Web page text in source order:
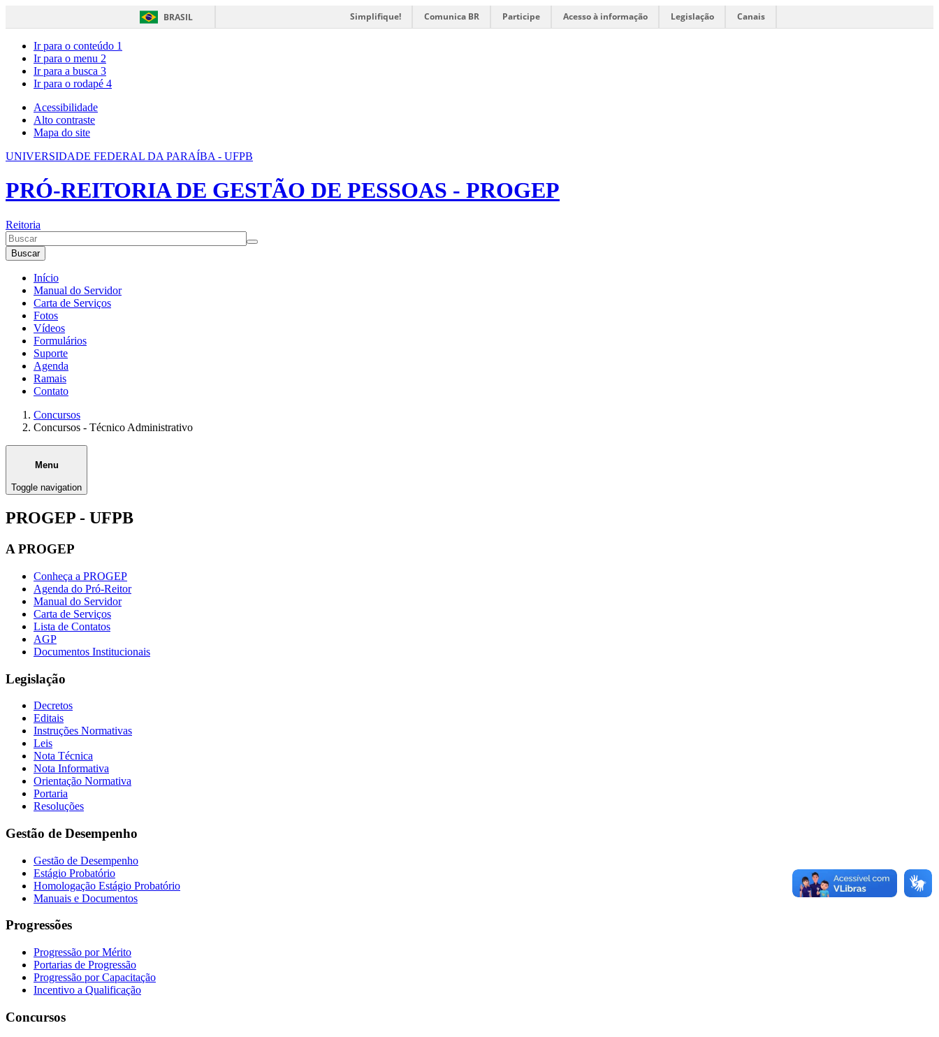
BRASIL Simplifique! Comunica BR Participe Acesso à informação Legislação Canais
Ir para o conteúdo 1
Ir para o menu 2
Ir para a busca 3
Ir para o rodapé 4
Acessibilidade
Alto contraste
Mapa do site
UNIVERSIDADE FEDERAL DA PARAÍBA - UFPB
PRÓ-REITORIA DE GESTÃO DE PESSOAS - PROGEP
Reitoria
Buscar
Início
Manual do Servidor
Carta de Serviços
Fotos
Vídeos
Formulários
Suporte
Agenda
Ramais
Contato
Concursos
Concursos - Técnico Administrativo
Menu
Toggle navigation
PROGEP - UFPB
A PROGEP
Conheça a PROGEP
Agenda do Pró-Reitor
Manual do Servidor
Carta de Serviços
Lista de Contatos
AGP
Documentos Institucionais
Legislação
Decretos
Editais
Instruções Normativas
Leis
Nota Técnica
Nota Informativa
Orientação Normativa
Portaria
Resoluções
Gestão de Desempenho
Gestão de Desempenho
Estágio Probatório
Homologação Estágio Probatório
Manuais e Documentos
Progressões
Progressão por Mérito
Portarias de Progressão
Progressão por Capacitação
Incentivo a Qualificação
Concursos